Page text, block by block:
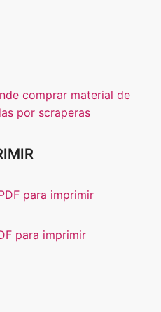
comprar material de
por scraperas
para imprimir
para imprimir